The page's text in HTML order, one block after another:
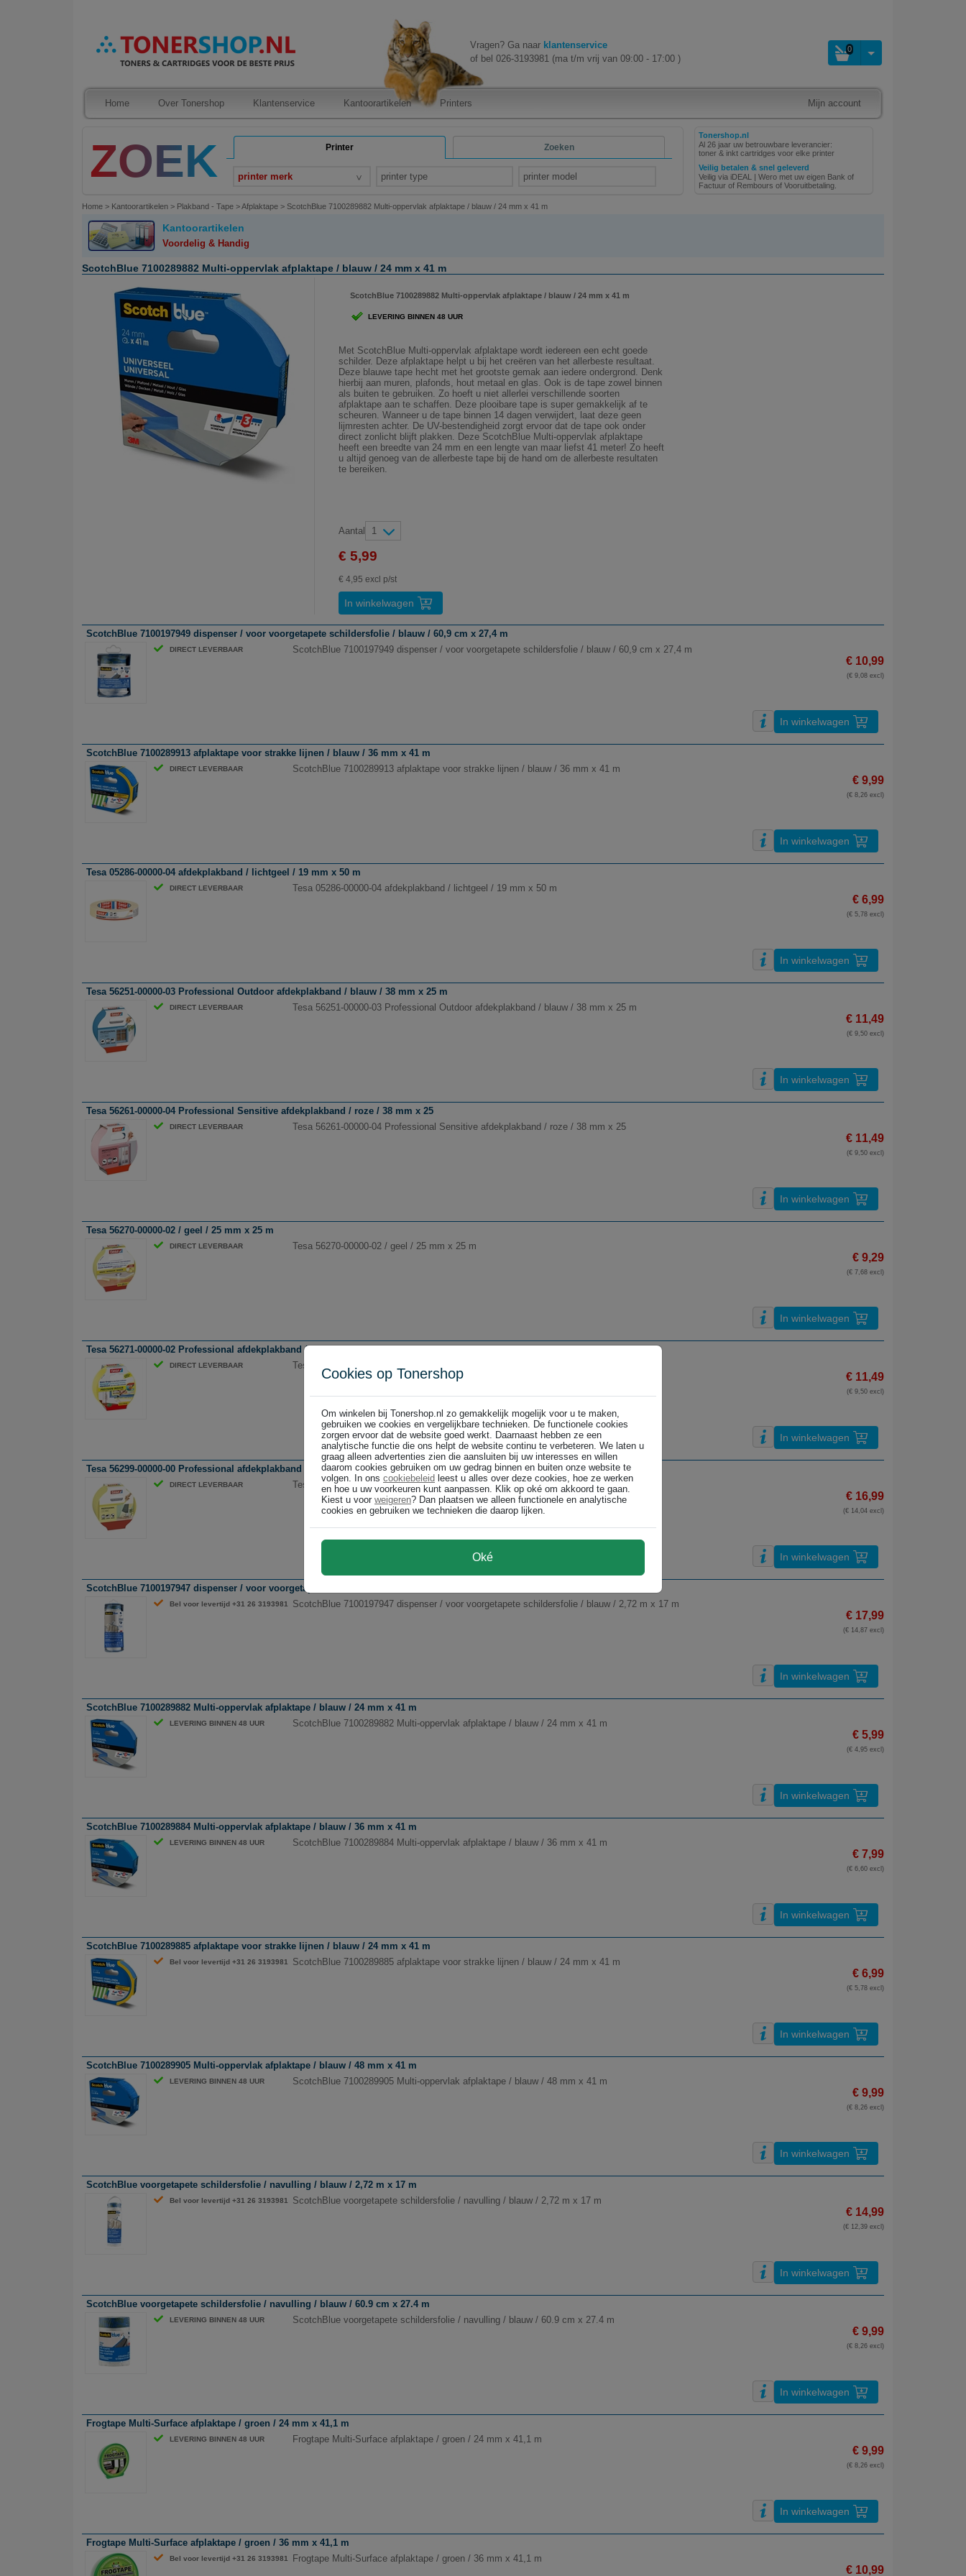
Vragen? Ga naar klantenservice
of bel 026-3193981 (ma t/m vrij van 09:00 - 17:00 )
0
Home Over Tonershop Klantenservice Kantoorartikelen Printers Mijn account
Printer Zoeken
printer merk printer type printer model
Tonershop.nl
Al 26 jaar uw betrouwbare leverancier:
toner & inkt cartridges voor elke printer
Veilig betalen & snel geleverd
Veilig via iDEAL | Wero met uw eigen Bank of
Factuur of Rembours of Vooruitbetaling.
Home > Kantoorartikelen > Plakband - Tape >Afplaktape > ScotchBlue 7100289882 Multi-oppervlak afplaktape / blauw / 24 mm x 41 m
Kantoorartikelen
Voordelig & Handig
ScotchBlue 7100289882 Multi-oppervlak afplaktape / blauw / 24 mm x 41 m
ScotchBlue 7100289882 Multi-oppervlak afplaktape / blauw / 24 mm x 41 m
LEVERING BINNEN 48 UUR
Met ScotchBlue Multi-oppervlak afplaktape wordt iedereen een echt goede
schilder. Deze afplaktape helpt u bij het creëren van het allerbeste resultaat.
Deze blauwe tape hecht met het grootste gemak aan iedere ondergrond. Denk
hierbij aan muren, plafonds, hout metaal en glas. Ook is de tape zowel binnen
als buiten te gebruiken. Zo hoeft u niet allerlei verschillende soorten
afplaktape aan te schaffen. Deze plooibare tape is super gemakkelijk af te
scheuren. Wanneer u de tape binnen 14 dagen verwijdert, laat deze geen
lijmresten achter. De UV-bestendigheid zorgt ervoor dat de tape ook onder
direct zonlicht blijft plakken. Deze ScotchBlue Multi-oppervlak afplaktape
heeft een breedte van 24 mm en een lengte van maar liefst 41 meter! Zo heeft
u altijd genoeg van de allerbeste tape bij de hand om de allerbeste resultaten
te bereiken.
Aantal 1
€ 5,99
€ 4,95 excl p/st
In winkelwagen
ScotchBlue 7100197949 dispenser / voor voorgetapete schildersfolie / blauw / 60,9 cm x 27,4 m
DIRECT LEVERBAAR ScotchBlue 7100197949 dispenser / voor voorgetapete schildersfolie / blauw / 60,9 cm x 27,4 m
€ 10,99
(€ 9,08 excl)
In winkelwagen
ScotchBlue 7100289913 afplaktape voor strakke lijnen / blauw / 36 mm x 41 m
DIRECT LEVERBAAR ScotchBlue 7100289913 afplaktape voor strakke lijnen / blauw / 36 mm x 41 m
€ 9,99
(€ 8,26 excl)
In winkelwagen
Tesa 05286-00000-04 afdekplakband / lichtgeel / 19 mm x 50 m
DIRECT LEVERBAAR Tesa 05286-00000-04 afdekplakband / lichtgeel / 19 mm x 50 m
€ 6,99
(€ 5,78 excl)
In winkelwagen
Tesa 56251-00000-03 Professional Outdoor afdekplakband / blauw / 38 mm x 25 m
DIRECT LEVERBAAR Tesa 56251-00000-03 Professional Outdoor afdekplakband / blauw / 38 mm x 25 m
€ 11,49
(€ 9,50 excl)
In winkelwagen
Tesa 56261-00000-04 Professional Sensitive afdekplakband / roze / 38 mm x 25
DIRECT LEVERBAAR Tesa 56261-00000-04 Professional Sensitive afdekplakband / roze / 38 mm x 25
€ 11,49
(€ 9,50 excl)
In winkelwagen
Tesa 56270-00000-02 / geel / 25 mm x 25 m
DIRECT LEVERBAAR Tesa 56270-00000-02 / geel / 25 mm x 25 m
€ 9,29
(€ 7,68 excl)
In winkelwagen
Tesa 56271-00000-02 Professional afdekplakband / geel / 38 mm x 25 m
DIRECT LEVERBAAR Tesa 56271-00000-02 Professional afdekplakband / geel / 38 mm x 25 m
€ 11,49
(€ 9,50 excl)
In winkelwagen
Tesa 56299-00000-00 Professional afdekplakband / geel / 30 mm x 50 m
DIRECT LEVERBAAR Tesa 56299-00000-00 Professional afdekplakband / geel / 30 mm x 50 m
€ 16,99
(€ 14,04 excl)
In winkelwagen
ScotchBlue 7100197947 dispenser / voor voorgetapete schildersfolie / blauw / 2,72 m x 17 m
Bel voor levertijd +31 26 3193981 ScotchBlue 7100197947 dispenser / voor voorgetapete schildersfolie / blauw / 2,72 m x 17 m
€ 17,99
(€ 14,87 excl)
In winkelwagen
ScotchBlue 7100289882 Multi-oppervlak afplaktape / blauw / 24 mm x 41 m
LEVERING BINNEN 48 UUR ScotchBlue 7100289882 Multi-oppervlak afplaktape / blauw / 24 mm x 41 m
€ 5,99
(€ 4,95 excl)
In winkelwagen
ScotchBlue 7100289884 Multi-oppervlak afplaktape / blauw / 36 mm x 41 m
LEVERING BINNEN 48 UUR ScotchBlue 7100289884 Multi-oppervlak afplaktape / blauw / 36 mm x 41 m
€ 7,99
(€ 6,60 excl)
In winkelwagen
ScotchBlue 7100289885 afplaktape voor strakke lijnen / blauw / 24 mm x 41 m
Bel voor levertijd +31 26 3193981 ScotchBlue 7100289885 afplaktape voor strakke lijnen / blauw / 24 mm x 41 m
€ 6,99
(€ 5,78 excl)
In winkelwagen
ScotchBlue 7100289905 Multi-oppervlak afplaktape / blauw / 48 mm x 41 m
LEVERING BINNEN 48 UUR ScotchBlue 7100289905 Multi-oppervlak afplaktape / blauw / 48 mm x 41 m
€ 9,99
(€ 8,26 excl)
In winkelwagen
ScotchBlue voorgetapete schildersfolie / navulling / blauw / 2,72 m x 17 m
Bel voor levertijd +31 26 3193981 ScotchBlue voorgetapete schildersfolie / navulling / blauw / 2,72 m x 17 m
€ 14,99
(€ 12,39 excl)
In winkelwagen
ScotchBlue voorgetapete schildersfolie / navulling / blauw / 60.9 cm x 27.4 m
LEVERING BINNEN 48 UUR ScotchBlue voorgetapete schildersfolie / navulling / blauw / 60.9 cm x 27.4 m
€ 9,99
(€ 8,26 excl)
In winkelwagen
Frogtape Multi-Surface afplaktape / groen / 24 mm x 41,1 m
LEVERING BINNEN 48 UUR Frogtape Multi-Surface afplaktape / groen / 24 mm x 41,1 m
€ 9,99
(€ 8,26 excl)
In winkelwagen
Frogtape Multi-Surface afplaktape / groen / 36 mm x 41,1 m
Bel voor levertijd +31 26 3193981 Frogtape Multi-Surface afplaktape / groen / 36 mm x 41,1 m
€ 10,99
Cookies op Tonershop
Om winkelen bij Tonershop.nl zo gemakkelijk mogelijk voor u te maken,
gebruiken we cookies en vergelijkbare technieken. De functionele cookies
zorgen ervoor dat de website goed werkt. Daarnaast hebben ze een
analytische functie die ons helpt de website continu te verbeteren. We laten u
graag alleen advertenties zien die aansluiten bij uw interesses en willen
daarom cookies gebruiken om uw gedrag binnen en buiten onze website te
volgen. In ons cookiebeleid leest u alles over deze cookies, hoe ze werken
en hoe u uw voorkeuren kunt aanpassen. Klik op oké om akkoord te gaan.
Kiest u voor weigeren? Dan plaatsen we alleen functionele en analytische
cookies en gebruiken we technieken die daarop lijken.
Oké